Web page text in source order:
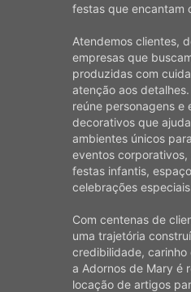
festas que encantam
Atendemos clientes,
empresas que
produzidas com
atenção aos
reúne personagens e
decorativos que
ambientes únicos
eventos corporativos,
festas infantis,
celebrações
Com centenas de
uma trajetória
credibilidade, carinho
a Adornos de Mary é
locação de artigos